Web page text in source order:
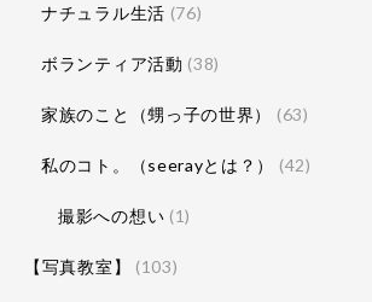
ナチュラル生活 (76)
ボランティア活動 (38)
家族のこと（甥っ子の世界） (63)
私のコト。（seerayとは？） (42)
撮影への想い (1)
【写真教室】 (103)